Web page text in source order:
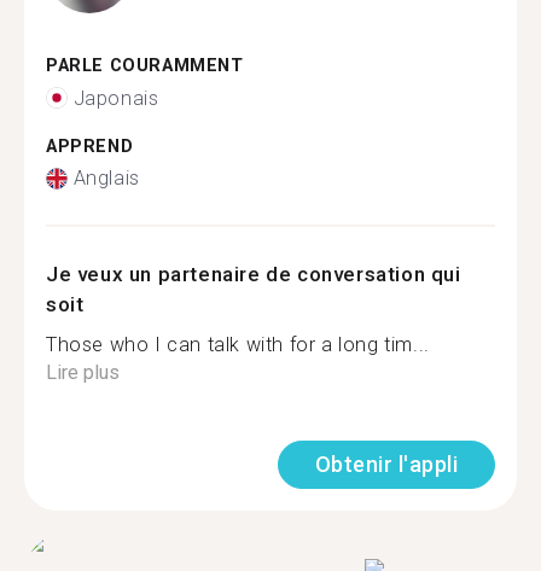
PARLE COURAMMENT
Japonais
APPREND
Anglais
Je veux un partenaire de conversation qui
soit
Those who I can talk with for a long tim...
Lire plus
Obtenir l'appli